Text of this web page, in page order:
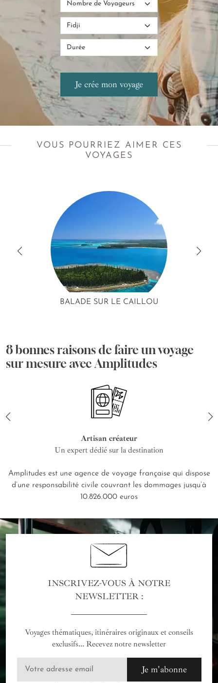
VOUS POURRIEZ AIMER CES
VOYAGES
BALADE SUR LE CAILLOU
8 bonnes raisons de faire un voyage
sur mesure avec Amplitudes
Artisan créateur
Un expert dédié sur la destination
Amplitudes est une agence de voyage française qui dispose
d’une responsabilité civile couvrant les dommages jusqu’à
10.826.000 euros
INSCRIVEZ-VOUS À NOTRE
NEWSLETTER :
Voyages thématiques, itinéraires originaux et conseils
exclusifs... Recevez notre newsletter
Je m'abonne